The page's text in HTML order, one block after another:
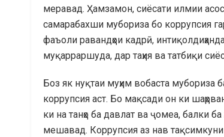
меравад. Ҳамзамон, сиёсати илмии
самарабахши мубориза бо коррупсия
фаъоли равандҳои кадрӣ,
муқарраршуда, дар таҳия ва татбиқи
Боз як нуқтаи муҳим вобаста мубориза
коррупсия аст. Бо мақсади он ки
ки на танҳо ба давлат ва ҷомеа, балки
мешавад. Коррупсия аз нав